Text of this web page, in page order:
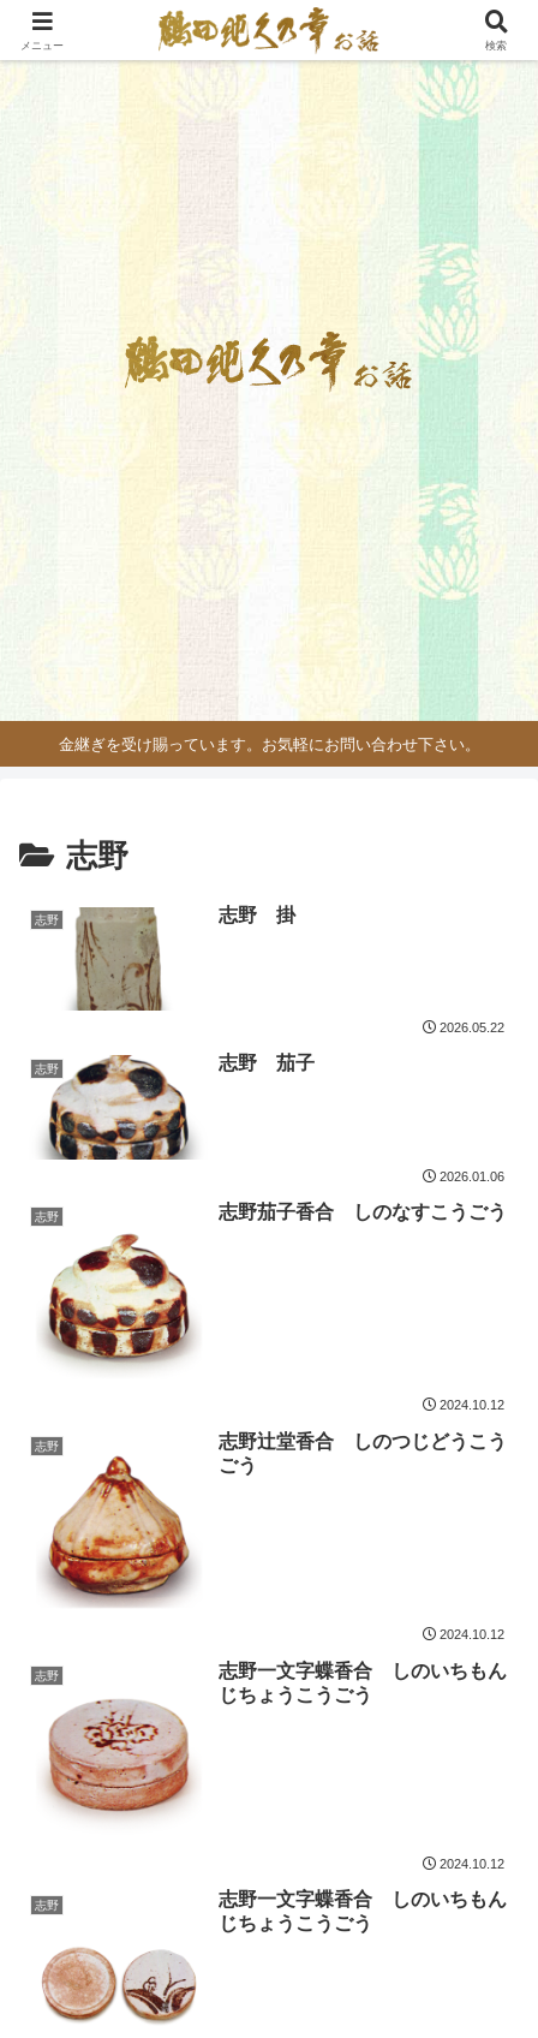
金継ぎを受け賜っています。お気軽にお問い合わせ下さい。
志野
志野 志野 掛
2026.05.22
志野 志野 茄子
2026.01.06
志野 志野茄子香合 しのなすこうごう
2024.10.12
志野
志野辻堂香合 しのつじどうこう
ごう
2024.10.12
志野
志野一文字蝶香合 しのいちもん
じちょうこうごう
2024.10.12
志野
志野一文字蝶香合 しのいちもん
じちょうこうごう
メニュー 検索